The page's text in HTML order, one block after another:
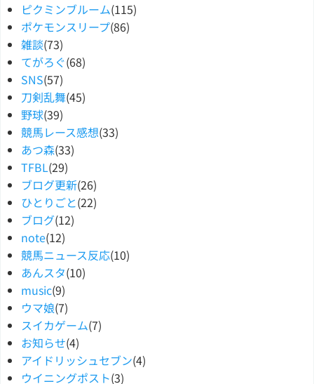
ピクミンブルーム(115)
ポケモンスリープ(86)
雑談(73)
てがろぐ(68)
SNS(57)
刀剣乱舞(45)
野球(39)
競馬レース感想(33)
あつ森(33)
TFBL(29)
ブログ更新(26)
ひとりごと(22)
ブログ(12)
note(12)
競馬ニュース反応(10)
あんスタ(10)
music(9)
ウマ娘(7)
スイカゲーム(7)
お知らせ(4)
アイドリッシュセブン(4)
ウイニングポスト(3)